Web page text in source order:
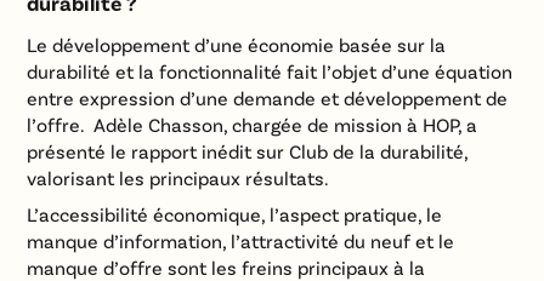
Le développement d’une économie basée sur la
durabilité et la fonctionnalité fait l’objet d’une équation
entre expression d’une demande et développement de
l’offre. Adèle Chasson, chargée de mission à HOP, a
présenté le rapport inédit sur Club de la durabilité,
valorisant les principaux résultats.
L’accessibilité économique, l’aspect pratique, le
manque d’information, l’attractivité du neuf et le
manque d’offre sont les freins principaux à la